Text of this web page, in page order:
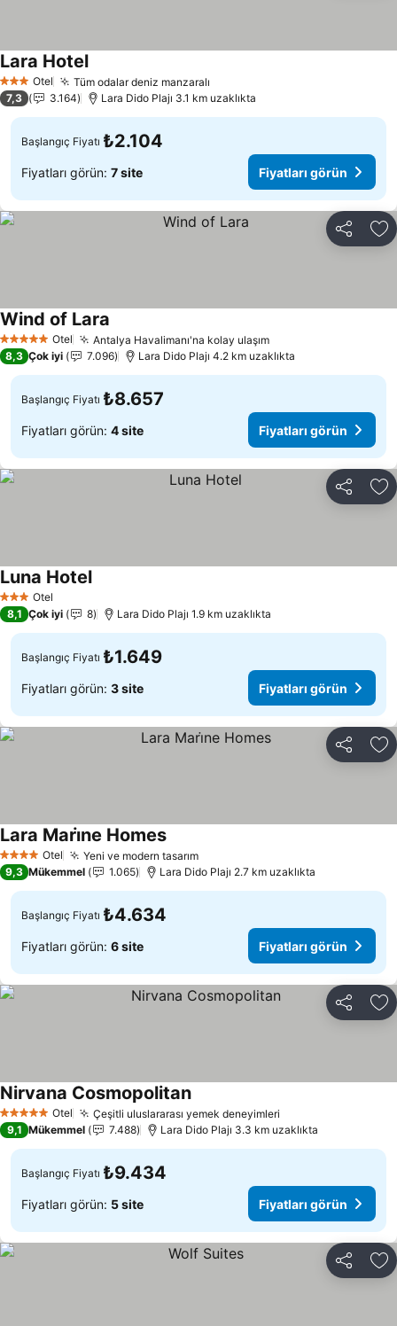
3 YıldızOtel Tüm odalar deniz manzaralı
Lara Hotel
7,3 3.164 Lara Dido Plajı 3.1 km uzaklıkta
Başlangıç Fiyatı ₺2.104
Fiyatları görün: 7 site Fiyatları görün
Paylaş
5 Yıldız Otel Antalya Havalimanı'na kolay ulaşım
Wind of Lara
8,3 Çok iyi 7.096 Lara Dido Plajı 4.2 km uzaklıkta
Başlangıç Fiyatı ₺8.657
Fiyatları görün: 4 site Fiyatları görün
Paylaş
3 YıldızOtel
Luna Hotel
8,1 Çok iyi 8 Lara Dido Plajı 1.9 km uzaklıkta
Başlangıç Fiyatı ₺1.649
Fiyatları görün: 3 site Fiyatları görün
Paylaş
4 Yıldız Otel Yeni ve modern tasarım
Lara Mari̇ne Homes
9,3 Mükemmel 1.065 Lara Dido Plajı 2.7 km uzaklıkta
Başlangıç Fiyatı ₺4.634
Fiyatları görün: 6 site Fiyatları görün
Paylaş
5 Yıldız Otel Çeşitli uluslararası yemek deneyimleri
Nirvana Cosmopolitan
9,1 Mükemmel 7.488 Lara Dido Plajı 3.3 km uzaklıkta
Başlangıç Fiyatı ₺9.434
Fiyatları görün: 5 site Fiyatları görün
Paylaş